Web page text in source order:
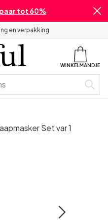
tot 60%
en verpakking
WINKELMANDJE